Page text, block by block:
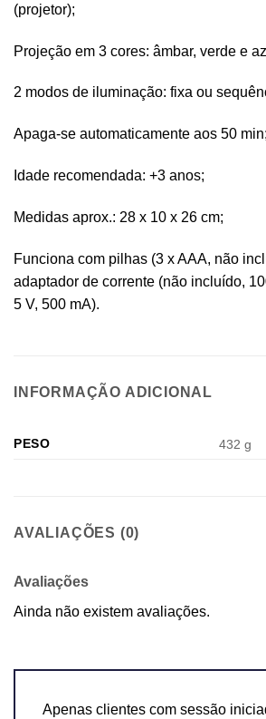
(projetor);
Projeção em 3 cores: âmbar, verde e
2 modos de iluminação: fixa ou
Apaga-se automaticamente aos 50 min;
Idade recomendada: +3 anos;
Medidas aprox.: 28 x 10 x 26 cm;
Funciona com pilhas (3 x AAA, não
adaptador de corrente (não incluído,
5 V, 500 mA).
INFORMAÇÃO ADICIONAL
PESO 432 g
AVALIAÇÕES (0)
Avaliações
Ainda não existem avaliações.
Apenas clientes com sessão